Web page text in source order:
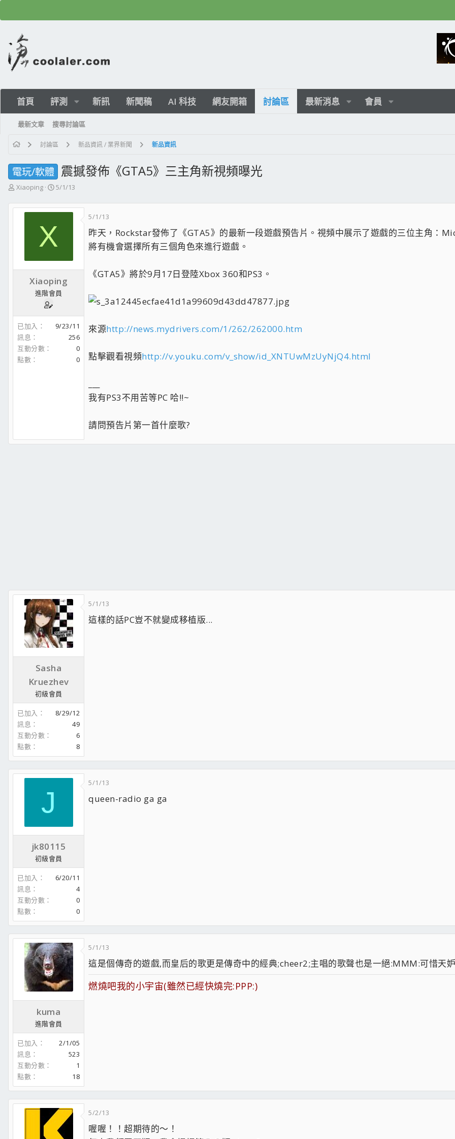
首頁 評測 新訊 新聞稿 AI 科技 網友開箱 討論區 最新消息 會員
最新文章 搜尋討論區
討論區 新品資訊 / 業界新聞 新品資訊
電玩/軟體 震撼發佈《GTA5》三主角新視頻曝光
主
發
Xiaoping
開
日
5/1/13
X
Xiaoping
進階會員
已加入
9/23/11
訊息
256
互動分數
0
點數
0
5/1/13
昨天，Rockstar發佈了《GTA5》的最新一段遊戲預告片。視頻中展示了遊戲的三位主角：
將有機會選擇所有三個角色來進行遊戲。
《GTA5》將於9月17日登陸Xbox 360和PS3。
來源http://news.mydrivers.com/1/262/262000.htm
點擊觀看視頻http://v.youku.com/v_show/id_XNTUwMzUyNjQ4.html
我有PS3不用苦等PC 哈!!~
請問預告片第一首什麼歌?
Sasha
Kruezhev
初級會員
已加入
8/29/12
訊息
49
互動分數
6
點數
8
5/1/13
這樣的話PC豈不就變成移植版...
J
jk80115
初級會員
已加入
6/20/11
訊息
4
互動分數
0
點數
0
5/1/13
queen-radio ga ga
kuma
進階會員
已加入
2/1/05
訊息
523
互動分數
1
點數
18
5/1/13
這是個傳奇的遊戲,而皇后的歌更是傳奇中的經典;cheer2;主唱的歌聲也是一絕:MMM:可惜天
燃燒吧我的小宇宙(雖然已經快燒完:PPP:)
5/2/13
喔喔！！超期待的～！